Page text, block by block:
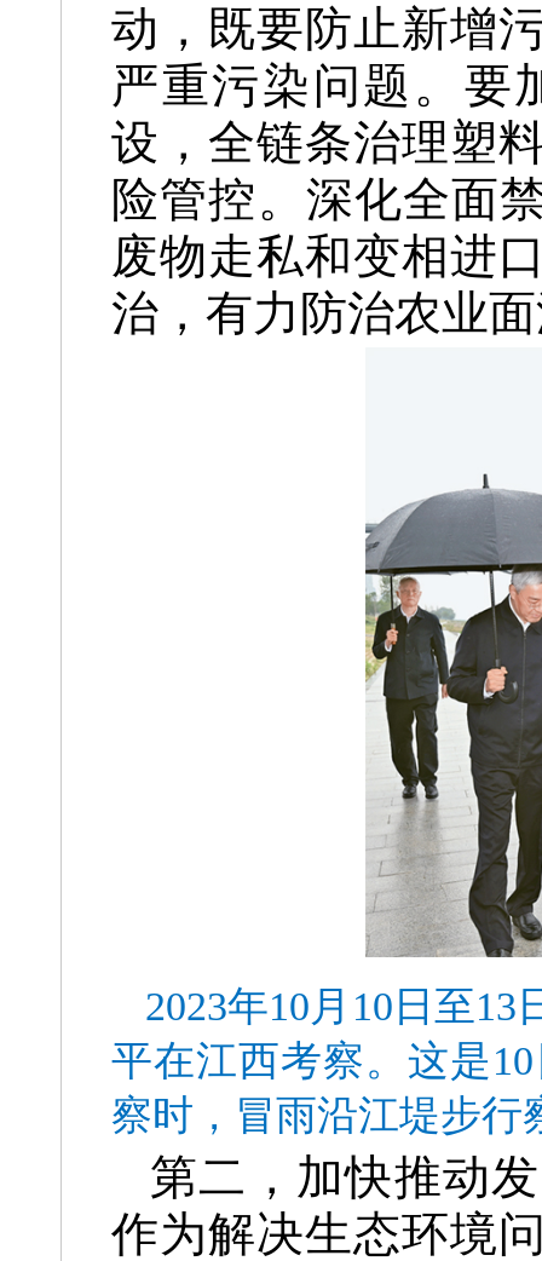
动，既要防止新增
严重污染问题。要
设，全链条治理塑
险管控。深化全面
废物走私和变相进
治，有力防治农业
2023年10月10日至
平在江西考察。这是
察时，冒雨沿江堤步
第二，加快推动
作为解决生态环境